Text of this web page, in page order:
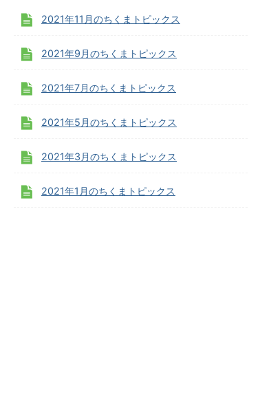
2021年11月のちくまトピックス
2021年9月のちくまトピックス
2021年7月のちくまトピックス
2021年5月のちくまトピックス
2021年3月のちくまトピックス
2021年1月のちくまトピックス